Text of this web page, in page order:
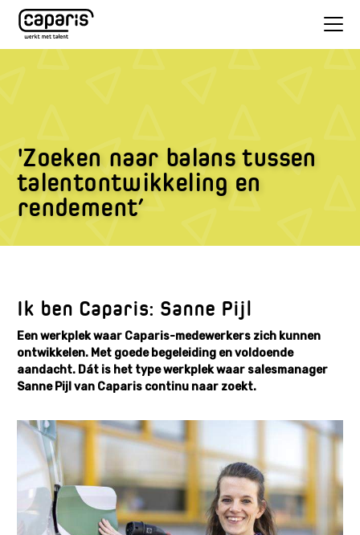
'Zoeken naar balans tussen
talentontwikkeling en
rendement’
Ik ben Caparis: Sanne Pijl
Een werkplek waar Caparis-medewerkers zich kunnen
ontwikkelen. Met goede begeleiding en voldoende
aandacht. Dát is het type werkplek waar salesmanager
Sanne Pijl van Caparis continu naar zoekt.
Afbeelding